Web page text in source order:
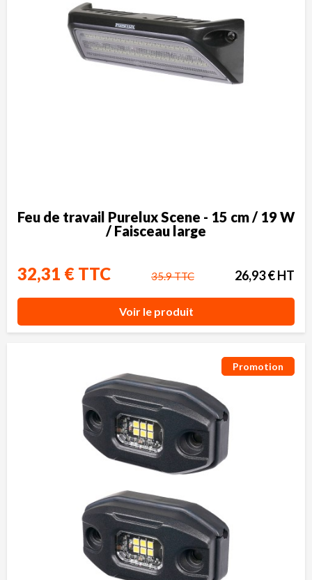
Feu de travail Purelux Scene - 15 cm / 19 W
/ Faisceau large
32,31 € TTC 35.9 TTC 26,93 € HT
Voir le produit
Promotion